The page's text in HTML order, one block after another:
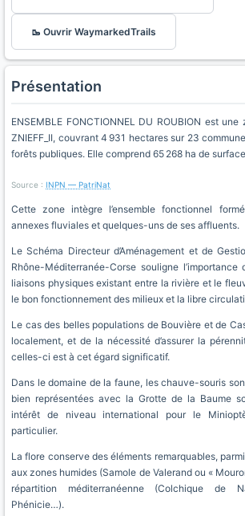
🥾 Ouvrir WaymarkedTrails
Présentation
ENSEMBLE FONCTIONNEL DU ROUBION est
ZNIEFF_II, couvrant 4 931 hectares sur 23
forêts publiques. Elle comprend 65 268 ha de
Source : INPN — PatriNat
Cette zone intègre l’ensemble fonctionnel
annexes fluviales et quelques-uns de ses affluents.
Le Schéma Directeur d’Aménagement et de
Rhône-Méditerranée-Corse souligne l’importance
liaisons physiques existant entre la rivière et le
le bon fonctionnement des milieux et la libre
Le cas des belles populations de Bouvière et de
localement, et de la nécessité d’assurer la
celles-ci est à cet égard significatif.
Dans le domaine de la faune, les chauve-souris
bien représentées avec la Grotte de la Baume
intérêt de niveau international pour le
particulier.
La flore conserve des éléments remarquables,
aux zones humides (Samole de Valerand ou «
répartition méditerranéenne (Colchique de
Phénicie…).